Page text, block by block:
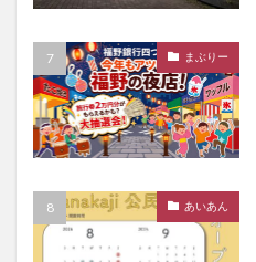
まぶりー
あいあん